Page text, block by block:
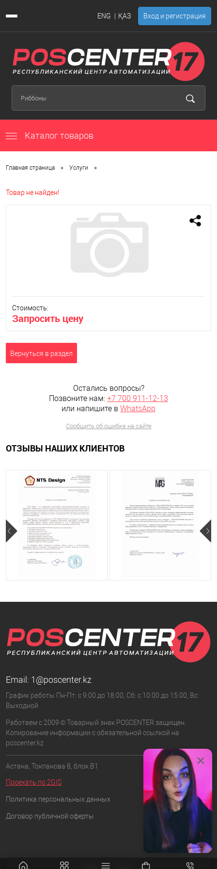
ENG ҚАЗ Вход и регистрация
Каталог товаров
Главная страница • Услуги •
Товар не найден!
Стоимость:
Запросить цену
Вернуться в раздел
Остались вопросы?
Позвоните нам: +7 700 911-12-13
или напишите в WhatsApp
Сообщить об ошибке на сайте
ОТЗЫВЫ НАШИХ КЛИЕНТОВ
Email: 1@poscenter.kz
График работы Пн-Пт: с 9:00 до 18:00, Сб: с 10:00 до 15:00, Вс:
Выходной
Работаем с 2009 © Товарный знак POSCENTER защищен.
Копирование информации с обязательной ссылкой на
poscenter.kz
Астана, Токпанова 8, блок B1
Проехать по 2GIS
Политика персональных данных
Договор публичной оферты
×